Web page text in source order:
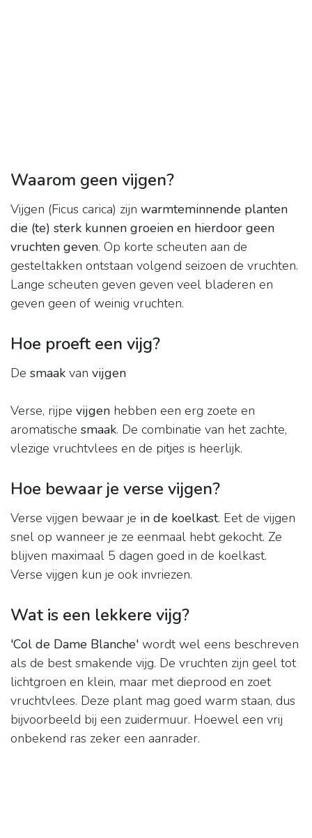
Waarom geen vijgen?
Vijgen (Ficus carica) zijn warmteminnende planten
die (te) sterk kunnen groeien en hierdoor geen
vruchten geven. Op korte scheuten aan de
gesteltakken ontstaan volgend seizoen de vruchten.
Lange scheuten geven geven veel bladeren en
geven geen of weinig vruchten.
Hoe proeft een vijg?
De smaak van vijgen
Verse, rijpe vijgen hebben een erg zoete en
aromatische smaak. De combinatie van het zachte,
vlezige vruchtvlees en de pitjes is heerlijk.
Hoe bewaar je verse vijgen?
Verse vijgen bewaar je in de koelkast. Eet de vijgen
snel op wanneer je ze eenmaal hebt gekocht. Ze
blijven maximaal 5 dagen goed in de koelkast.
Verse vijgen kun je ook invriezen.
Wat is een lekkere vijg?
'Col de Dame Blanche' wordt wel eens beschreven
als de best smakende vijg. De vruchten zijn geel tot
lichtgroen en klein, maar met dieprood en zoet
vruchtvlees. Deze plant mag goed warm staan, dus
bijvoorbeeld bij een zuidermuur. Hoewel een vrij
onbekend ras zeker een aanrader.